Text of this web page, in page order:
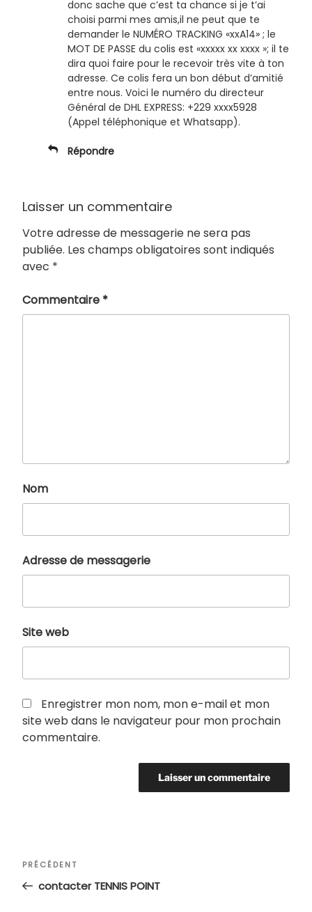
donc sache que c’est ta chance si je t’ai
choisi parmi mes amis,il ne peut que te
demander le NUMÉRO TRACKING «xxA14» ; le
MOT DE PASSE du colis est «xxxxx xx xxxx »; il te
dira quoi faire pour le recevoir très vite à ton
adresse. Ce colis fera un bon début d’amitié
entre nous. Voici le numéro du directeur
Général de DHL EXPRESS: +229 xxxx5928
(Appel téléphonique et Whatsapp).
Répondre
Laisser un commentaire
Votre adresse de messagerie ne sera pas
publiée. Les champs obligatoires sont indiqués
avec *
Commentaire *
Nom
Adresse de messagerie
Site web
Enregistrer mon nom, mon e-mail et mon
site web dans le navigateur pour mon prochain
commentaire.
Navigation
l’article
Article
précédent
PRÉCÉDENT
contacter TENNIS POINT